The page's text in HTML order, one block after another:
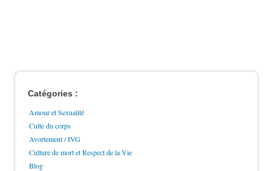
Catégories :
Amour et Sexualité
Culte du corps
Avortement / IVG
Culture de mort et Respect de la Vie
Blog